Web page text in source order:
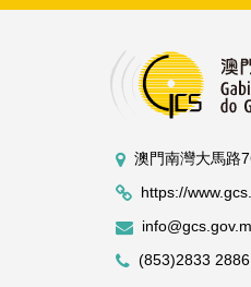
澳門南灣大馬路
https://
(853)2833 2886